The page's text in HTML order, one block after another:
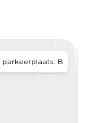
parkeerplaats: B